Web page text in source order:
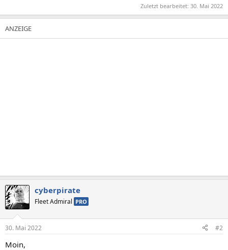
Zuletzt bearbeitet: 30. Mai 2022
cyberpirate
Fleet Admiral PRO
30. Mai 2022 #2
Moin,